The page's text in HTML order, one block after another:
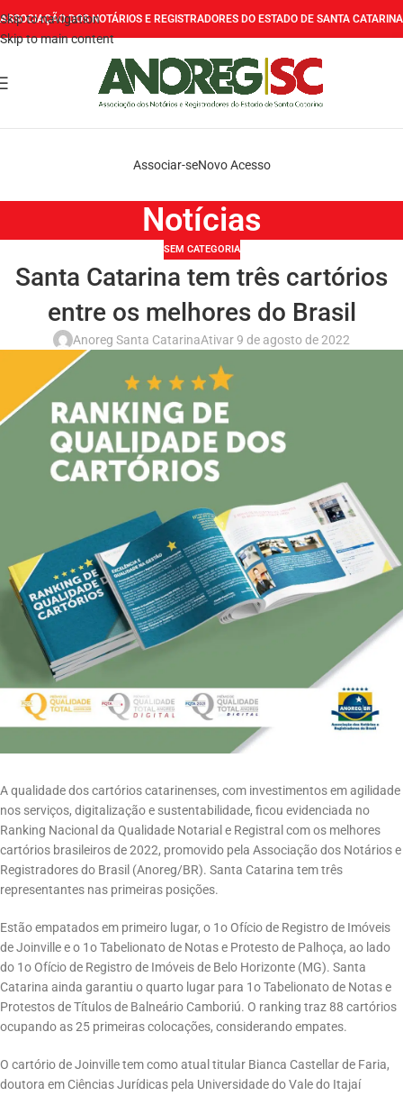
Skip to navigation
Skip to main content
ASSOCIAÇÃO DOS NOTÁRIOS E REGISTRADORES DO ESTADO DE SANTA CATARINA
Associar-seNovo Acesso
Notícias
SEM CATEGORIA
Santa Catarina tem três cartórios
entre os melhores do Brasil
Anoreg Santa CatarinaAtivar 9 de agosto de 2022
A qualidade dos cartórios catarinenses, com investimentos em agilidade
nos serviços, digitalização e sustentabilidade, ficou evidenciada no
Ranking Nacional da Qualidade Notarial e Registral com os melhores
cartórios brasileiros de 2022, promovido pela Associação dos Notários e
Registradores do Brasil (Anoreg/BR). Santa Catarina tem três
representantes nas primeiras posições.
Estão empatados em primeiro lugar, o 1o Ofício de Registro de Imóveis
de Joinville e o 1o Tabelionato de Notas e Protesto de Palhoça, ao lado
do 1o Ofício de Registro de Imóveis de Belo Horizonte (MG). Santa
Catarina ainda garantiu o quarto lugar para 1o Tabelionato de Notas e
Protestos de Títulos de Balneário Camboriú. O ranking traz 88 cartórios
ocupando as 25 primeiras colocações, considerando empates.
O cartório de Joinville tem como atual titular Bianca Castellar de Faria,
doutora em Ciências Jurídicas pela Universidade do Vale do Itajaí